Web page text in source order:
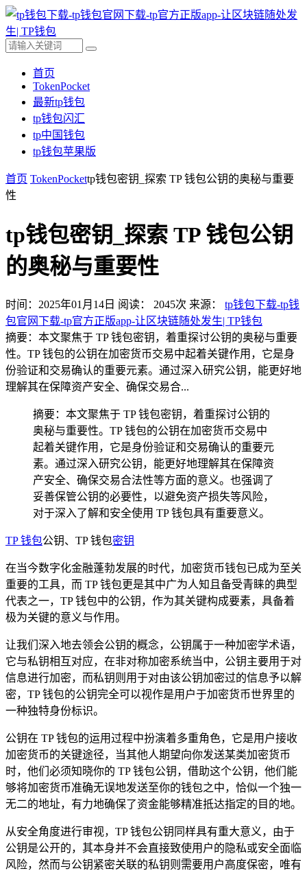
首页
TokenPocket
最新tp钱包
tp钱包闪汇
tp中国钱包
tp钱包苹果版
首页 TokenPockettp钱包密钥_探索 TP 钱包公钥的奥秘与重要
性
tp钱包密钥_探索 TP 钱包公钥
的奥秘与重要性
时间：2025年01月14日 阅读： 2045次 来源： tp钱包下载-tp钱
包官网下载-tp官方正版app-让区块链随处发生| TP钱包
摘要：本文聚焦于 TP 钱包密钥，着重探讨公钥的奥秘与重要
性。TP 钱包的公钥在加密货币交易中起着关键作用，它是身
份验证和交易确认的重要元素。通过深入研究公钥，能更好地
理解其在保障资产安全、确保交易合...
摘要：本文聚焦于 TP 钱包密钥，着重探讨公钥的
奥秘与重要性。TP 钱包的公钥在加密货币交易中
起着关键作用，它是身份验证和交易确认的重要元
素。通过深入研究公钥，能更好地理解其在保障资
产安全、确保交易合法性等方面的意义。也强调了
妥善保管公钥的必要性，以避免资产损失等风险，
对于深入了解和安全使用 TP 钱包具有重要意义。
TP 钱包公钥、TP 钱包密钥
在当今数字化金融蓬勃发展的时代，加密货币钱包已成为至关
重要的工具，而 TP 钱包更是其中广为人知且备受青睐的典型
代表之一，TP 钱包中的公钥，作为其关键构成要素，具备着
极为关键的意义与作用。
让我们深入地去领会公钥的概念，公钥属于一种加密学术语，
它与私钥相互对应，在非对称加密系统当中，公钥主要用于对
信息进行加密，而私钥则用于对由该公钥加密过的信息予以解
密，TP 钱包的公钥完全可以视作是用户于加密货币世界里的
一种独特身份标识。
公钥在 TP 钱包的运用过程中扮演着多重角色，它是用户接收
加密货币的关键途径，当其他人期望向你发送某类加密货币
时，他们必须知晓你的 TP 钱包公钥，借助这个公钥，他们能
够将加密货币准确无误地发送至你的钱包之中，恰似一个独一
无二的地址，有力地确保了资金能够精准抵达指定的目的地。
从安全角度进行审视，TP 钱包公钥同样具有重大意义，由于
公钥是公开的，其本身并不会直接致使用户的隐私或安全面临
风险，然而与公钥紧密关联的私钥则需要用户高度保密，唯有